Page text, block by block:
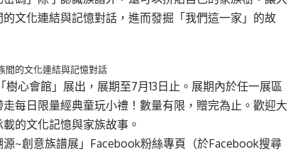
文化連結與記憶對話，進而發掘「我們這一家」的故
間的文化連結與記憶對話
樹心會館」展出，展期至7月13日止。展期內於任一展區
每日限量經典童玩小禮！數量有限，贈完為止。歡迎大
的文化記憶與家族故事。
~創意族譜展」Facebook粉絲專頁（於Facebook搜尋